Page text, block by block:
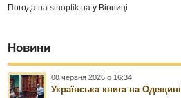
Погода наsinoptik.ua у Вінниці
Новини
08 червня 2026 о 16:34
Українська книга на Одещині